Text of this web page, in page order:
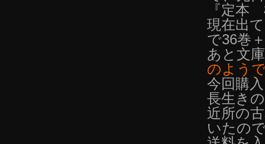
『定本
現在出
で36巻
あと文
のよう
今回購
長生き
近所の
いたの